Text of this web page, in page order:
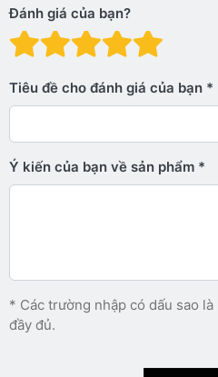
Đánh giá của bạn?
Đánh
Đánh
Đánh giá: 2
Đánh giá: 1
Tiêu đề cho đánh giá của bạn
Ý kiến ​​của bạn về sản phẩm
* Các trường nhập có dấu sao
đầy đủ.